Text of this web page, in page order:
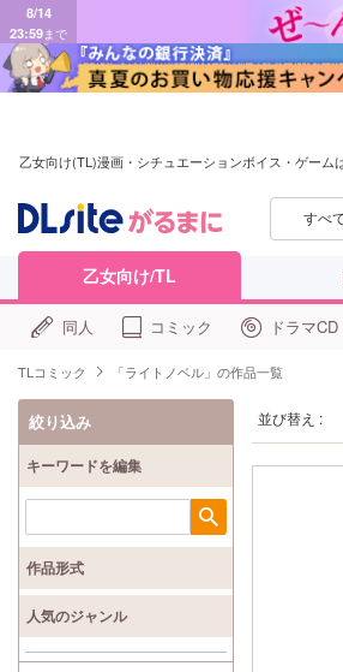
8/14
23:59まで
乙女向け(TL)漫画・シチュエーションボイス・ゲーム
すべ
乙女向け/TL
同人 コミック ドラマCD
TLコミック 「ライトノベル」の作品一覧
並び替え :
絞り込み
キーワードを編集
検索
作品形式
人気のジャンル